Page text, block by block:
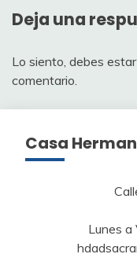
Deja una
Lo siento, debes estar
comentario.
Casa
Lunes a